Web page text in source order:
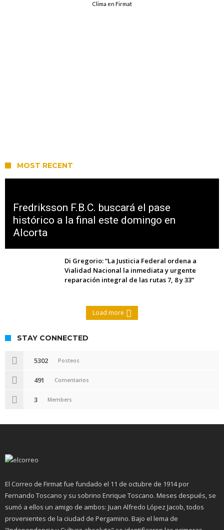
Clima en Firmat
MOST RECENT
Fredriksson F.B.C. buscará el pase
histórico a la final este domingo en
Alcorta
Di Gregorio: “La Justicia Federal ordena a
Vialidad Nacional la inmediata y urgente
reparación integral de las rutas 7, 8 y 33”
Load more
STAY CONNECTED
5302 Posteos
491 Comentarios
3 Members
El Correo de Firmat fue fundado el 11 de octubre de 1914 por
Fernando Toscano y su sobrino Enrique Toscano. Meses después, se
sumó a ellos un amigo de ambos: Juan Alfredo López Jacob, todos
provenientes de la ciudad de Pergamino. Bajo el lema de